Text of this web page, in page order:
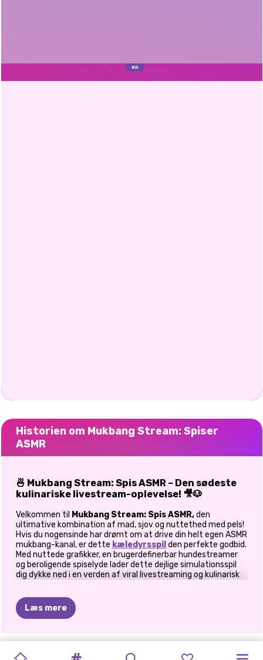
Historien om Mukbang Stream: Spiser
ASMR
🍜 Mukbang Stream: Spis ASMR – Den sødeste
kulinariske livestream-oplevelse! 🎥🐶
Velkommen til Mukbang Stream: Spis ASMR,den
ultimative kombination af mad, sjov og nuttethed med pels!
Hvis du nogensinde har drømt om at drive din helt egen ASMR
mukbang-kanal, er dette kæledyrsspil den perfekte godbid.
Med nuttede grafikker, en brugerdefinerbar hundestreamer
og beroligende spiselyde lader dette dejlige simulationsspil
dig dykke ned i en verden af viral livestreaming og kulinarisk
🎬 Bliv en virtuel Mukbang-stjerne
hjernen bag en fluffy foodie med seriøs stjernekraft! Design
Læs mere
BUBBLE
ASMR MED
ZOO-
MILKSHAKE SUPER